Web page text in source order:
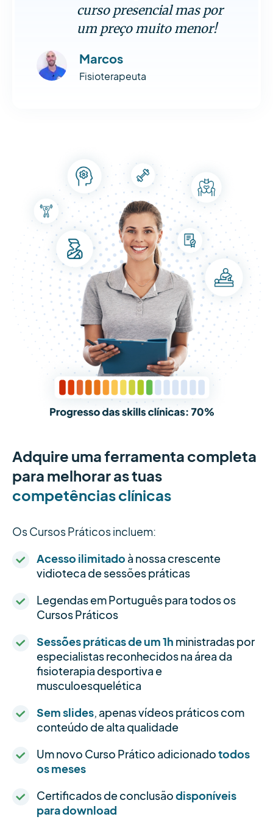
curso presencial mas por
um preço muito menor!
Marcos
Fisioterapeuta
Adquire uma ferramenta completa
para melhorar as tuas
competências clínicas
Os Cursos Práticos incluem:
Acesso ilimitado à nossa crescente
vidioteca de sessões práticas
Legendas em Português para todos os
Cursos Práticos
Sessões práticas de um 1h ministradas por
especialistas reconhecidos na área da
fisioterapia desportiva e
musculoesquelética
Sem slides , apenas vídeos práticos com
conteúdo de alta qualidade
Um novo Curso Prático adicionadotodos
os meses
Certificados de conclusãodisponíveis
para download